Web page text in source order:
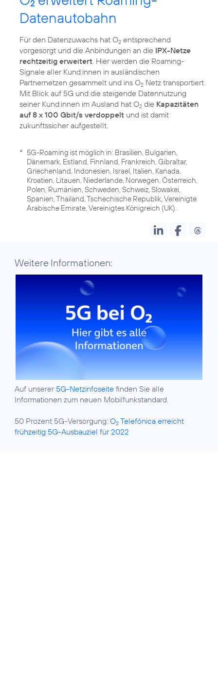
2
Datenautobahn
Für den Datenzuwachs hat O2 entsprechend
vorgesorgt und die Anbindungen an die IPX-Netze
rechtzeitig erweitert . Hier werden die Roaming-
Signale aller Kund:innen in ausländischen
Partnernetzen gesammelt und ins O2 Netz transportiert.
Mit Blick auf 5G und die steigende Datennutzung
seiner Kund:innen im Ausland hat O2 die Kapazitäten
auf 8 x 100 Gbit/s verdoppelt und ist damit
zukunftssicher aufgestellt.
* 5G-Roaming ist möglich in: Brasilien, Bulgarien,
Dänemark, Estland, Finnland, Frankreich, Gibraltar,
Griechenland, Indonesien, Israel, Italien, Kanada,
Kroatien, Litauen, Niederlande, Norwegen, Österreich,
Polen, Rumänien, Schweden, Schweiz, Slowakei,
Spanien, Thailand, Tschechische Republik, Vereinigte
Arabische Emirate, Vereinigtes Königreich (UK).
Weitere Informationen:
Auf unserer 5G-Netzinfoseite finden Sie alle
Informationen zum neuen Mobilfunkstandard.
50 Prozent 5G-Versorgung: O2 Telefónica erreicht
frühzeitig 5G-Ausbauziel für 2022